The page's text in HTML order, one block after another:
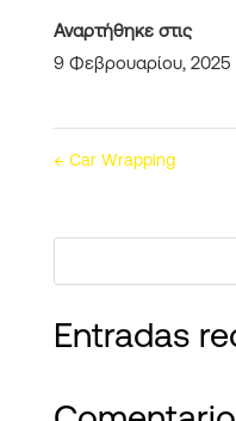
Αναρτήθηκε στις
9 Φεβρουαρίου, 2025
←Car Wrapping
Entradas